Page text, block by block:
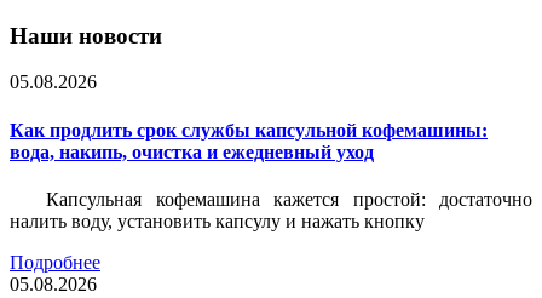
Наши новости
05.08.2026
Как продлить срок службы капсульной кофемашины:
вода, накипь, очистка и ежедневный уход
Капсульная кофемашина кажется простой: достаточно
налить воду, установить капсулу и нажать кнопку
Подробнее
05.08.2026